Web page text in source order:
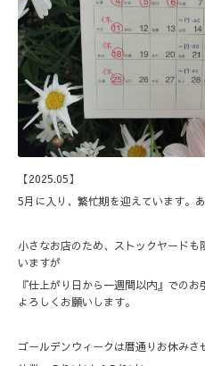
【2025.05】
5月に入り、繁忙期を迎えています。
小さなお店のため、ストックヤード
いますが
『仕上がり日から一週間以内』での
よろしくお願いします。
ゴールデンウィークは暦通りお休みさ